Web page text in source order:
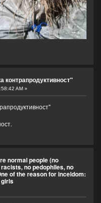
контрапродуктивност"
AM »
.
normal people (no
no pedophiles, no
of the reason for inceldom: